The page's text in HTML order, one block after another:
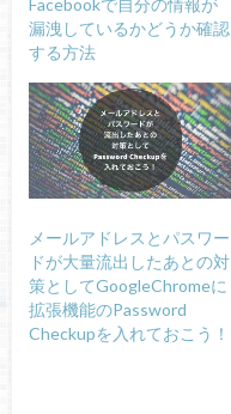
漏洩しているかどうか確認
する方法
メールアドレスとパスワー
ドが大量流出したあとの対
策としてGoogleChromeに
拡張機能のPassword
Checkupを入れておこう！